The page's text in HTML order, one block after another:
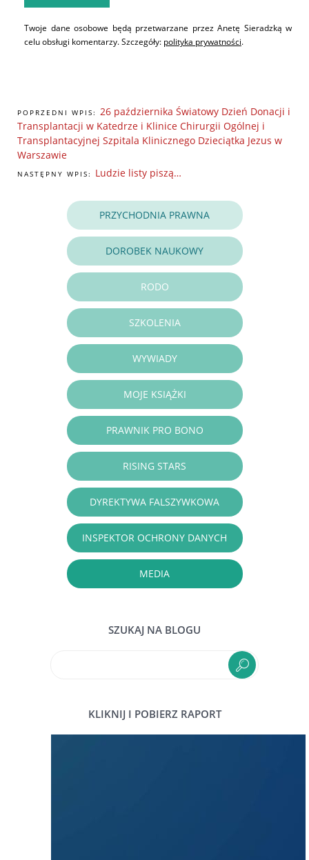
Twoje dane osobowe będą przetwarzane przez Anetę Sieradzką w
celu obsługi komentarzy. Szczegóły: polityka prywatności.
POPRZEDNI WPIS: 26 października Światowy Dzień Donacji i
Transplantacji w Katedrze i Klinice Chirurgii Ogólnej i
Transplantacyjnej Szpitala Klinicznego Dzieciątka Jezus w
Warszawie
NASTĘPNY WPIS: Ludzie listy piszą…
PRZYCHODNIA PRAWNA
DOROBEK NAUKOWY
RODO
SZKOLENIA
WYWIADY
MOJE KSIĄŻKI
PRAWNIK PRO BONO
RISING STARS
DYREKTYWA FALSZYWKOWA
INSPEKTOR OCHRONY DANYCH
MEDIA
SZUKAJ NA BLOGU
KLIKNIJ I POBIERZ RAPORT